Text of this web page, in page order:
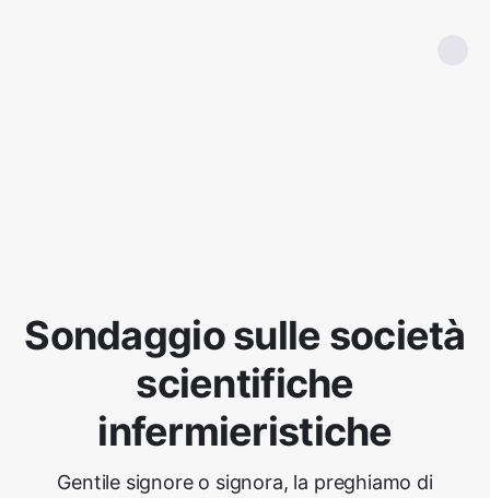
Sondaggio sulle società
scientifiche
infermieristiche
Gentile signore o signora, la preghiamo di